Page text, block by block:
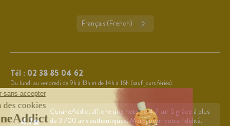
Français (French)
Tél : 02 38 85 04 62
Du lundi au vendredi de 9h à 13h et de 14h à 16h (sauf jours fériés).
4.7
CuisineAddict affiche une note de 4,7 sur 5 grâce à plus
de 3 700 avis authentiques. Merci pour votre fidélité.